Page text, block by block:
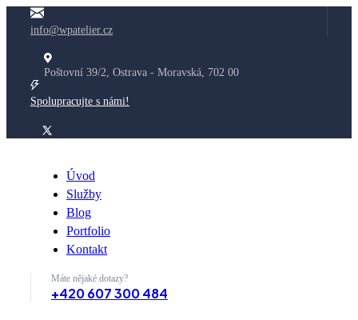
info@wpatelier.cz
Poštovní 39/2, Ostrava - Moravská, 702 00
Spolupracujte s námi!
Úvod
Služby
Blog
Portfolio
Kontakt
Máte nějaké dotazy?
+420 607 300 484